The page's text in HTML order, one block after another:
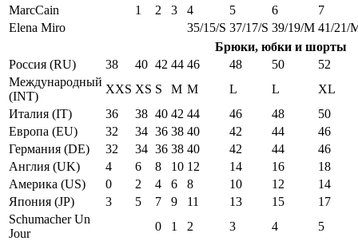
MarcCain
1 2 3 4 5 6
7
Elena Miro
35/15/S 37/17/S 39/19/M 41/21/
Брюки, юбки и шорты
Россия (RU)
38 40 42 44 46 48 50
52
Международный
(INT)
XXS XS S M M L L
XL
Италия (IT)
36 38 40 42 44 46 48
50
Европа (EU)
32 34 36 38 40 42 44
46
Германия (DE)
32 34 36 38 40 42 44
46
Англия (UK)
4 6 8 10 12 14 16
18
Америка (US)
0 2 4 6 8 10 12
14
Япония (JP)
3 5 7 9 11 13 15
17
Schumacher Un
Jour
0 1 2 3 4
5